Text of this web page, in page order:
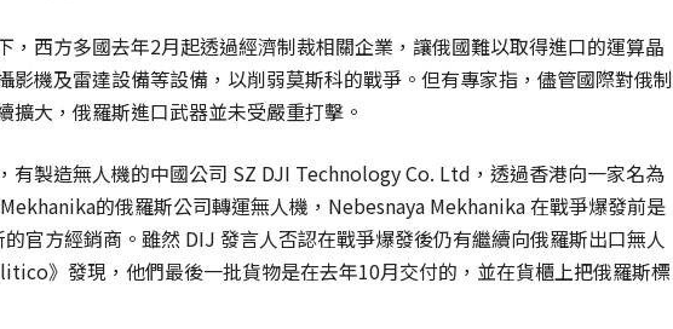
，西方多國去年2月起透過經濟制裁相關企業，讓俄國難以取得進口的運算晶
影機及雷達設備等設備，以削弱莫斯科的戰爭。但有專家指，儘管國際對俄制
擴大，俄羅斯進口武器並未受嚴重打擊。
有製造無人機的中國公司 SZ DJI Technology Co. Ltd，透過香港向一家名為
的俄羅斯公司轉運無人機，Nebesnaya Mekhanika 在戰爭爆發前是
官方經銷商。雖然 DIJ 發言人否認在戰爭爆發後仍有繼續向俄羅斯出口無人
》發現，他們最後一批貨物是在去年10月交付的，並在貨櫃上把俄羅斯標